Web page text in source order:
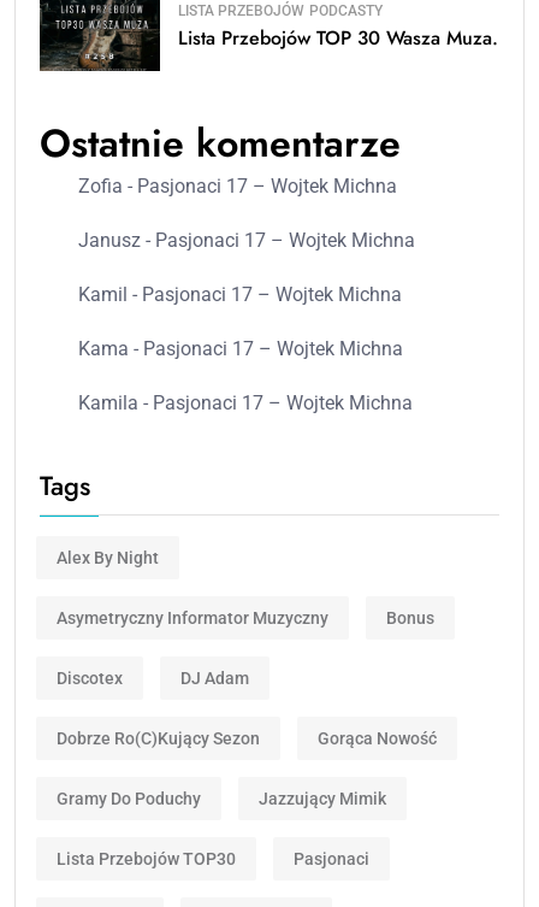
LISTA PRZEBOJÓW PODCASTY
Lista Przebojów TOP 30 Wasza Muza.
Ostatnie komentarze
Zofia - Pasjonaci 17 – Wojtek Michna
Janusz - Pasjonaci 17 – Wojtek Michna
Kamil - Pasjonaci 17 – Wojtek Michna
Kama - Pasjonaci 17 – Wojtek Michna
Kamila - Pasjonaci 17 – Wojtek Michna
Tags
Alex By Night
Asymetryczny Informator Muzyczny Bonus
Discotex DJ Adam
Dobrze Ro(c)kujący Sezon Gorąca Nowość
Gramy Do Poduchy Jazzujący Mimik
Lista Przebojów TOP30 Pasjonaci